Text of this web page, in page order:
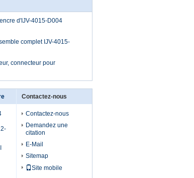
d'IJV-4015-D004
complet IJV-4015-
connecteur pour
Contactez-nous
Contactez-nous
Demandez une
citation
E-Mail
Sitemap
Site mobile